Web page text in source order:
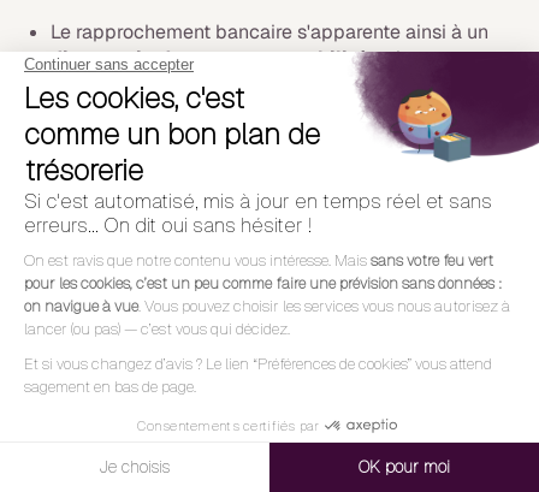
Le rapprochement bancaire s'apparente ainsi à un
diagnostic de votre comptabilitéqui vous
permettra de mettre en œuvre une série de mesures
pour rétablir une trésorerie équilibrée (relances
clients pour des impayés, déclencher les
procédures de recouvrement en cas de fraudes,
etc.)
Ce processus vous permet de dresser un état des
créances et en anticipant les flux de trésorerie à
venir. Cela vous permettra d'optimiser le
financement de vos projets, au regard des
Quitte à se répéter, insistons sur ce point : dans la
majorité des cas, le rapprochement bancaire
représente un gain de temps précieux et permet de
régulariser les anomalies et incohérences de votre
comptabilité à intervalle régulier plutôt que de